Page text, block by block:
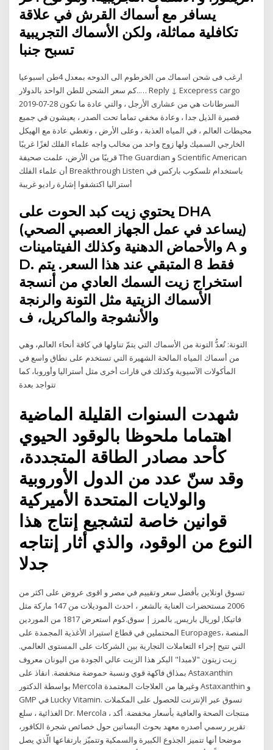
يسافر مع أسماك القرش في علاقة
تكافلية مماثلة، ولكن الأسماك التجريبية
تسبح جنبا
ارغب فى شحن اسماك من الخرطوم الى الدوحه بمعدل 4طن اسبوعيا
…..كم سعر الشحن للطن الواحد بالدولار Reply ↓ Excepress cargo
2019-07-28 السرطانات هي من عشارى الأرجل ، والتي عادة ما تكون
قصيرة الذيل جدا ، وعادة مخفي تماما تحت الصدر ، يعيشون في جميع
محيطات العالم ، في المياه العذبة ، وعلى الأرض ، وتغطي عادة مع الهيكل
الخارجي السميك ولها زوج واحد من مخالب واجه علماء الفلك لغزًا غريبًا
قريبًا من الأرض، علمت صحيفة The Guardian و Scientific American
أن علماء الفلك Breakthrough Listen باستخدام تلسكوب باركس في
أستراليا اكتشفوا إشارة راديو غريبة
يحتوي زيت كبد الحوت على DHA
(يساعد في عمل الجهاز العصبي الصحي)
والأحماض الدهنية وكذلك الفيتامينات A و
D. فقط 8 المتبقي عند هذا السعر. يتم
استخراج زيت السمك العادي من أنسجة
الأسماك الزيتية مثل التونة والرنجة
والأنشوجة والماكريل، ف
التونة: تُعدُّ التونة من الأسماك التي يتمّ تناولها في كافة أنحاء العالم، وهي
من أسماك المياه المالحة الشهيرة التي تستخدم على نطاق واسع في
المأكولات الآسيوية وكذلك في قارات أخرى مثل أستراليا وأوروبا، كما
تتواجد بعدة
شهدت السنوات القليلة الماضية
اهتماما ملحوظا بالوقود الحيوي
كأحد مصادر الطاقة المتجددة،
وقد سنّ عدد من الدول الأوروبية
والولايات المتحدة الأميركية
قوانين خاصة لتشجيع إنتاج هذا
النوع من الوقود، والذي أثار إنتاجه
جدلا
تسوق اونلاين بأفضل سعر وتقييم في مصر و اقوى عروض على اكثر من
2006 مستحضرات العناية بالشعر ، احدث الموديلات من 147 ماركة مثل
فاتيكا, لوريال باريس, بالمرز | سوق.كوم استعرض 1817 من الموردين
المحتملين في قطاع استيراد الأغذية المجمدة على Europages، المنصة
التي تتيح إجراء التعاملات التجارية بين الشركات على المستوى العالمي.
زيت زيتون "لامبدا" البكر هذا الزيت عالي الجودة من اليونان معروف
بمذاق فاكهة قوي ونسبة حموضة منخفضة. انقاذ على Astaxanthin
بواسطة الدكتور Mercola وغيرها من العلاجات المعتمدة Astaxanthin و
GMP في Lucky Vitamin. تسوق عبر الإنترنت للحصول على المكملات
الغذائية ، سلع Dr. Mercola ، منتجات الصحة والعافية بأسعار مخفضة. أكد
تقرير رسمي أصدره معهد بحوث البساتين حول خصائص شجرة الكافور،
موضحا أنها تتميز الجذوع الكبيرة والسمكية وتتميّز بارتفاعها الّذي يصل